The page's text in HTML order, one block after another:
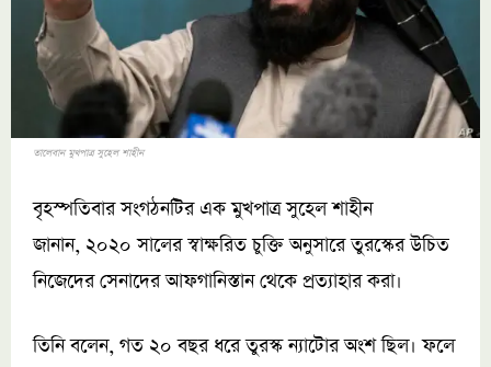
তালেবান মুখপাত্র সুহেল শাহীন
বৃহস্পতিবার সংগঠনটির এক মুখপাত্র সুহেল শাহীন
জানান, ২০২০ সালের স্বাক্ষরিত চুক্তি অনুসারে তুরস্কের উচিত
নিজেদের সেনাদের আফগানিস্তান থেকে প্রত্যাহার করা।
তিনি বলেন, গত ২০ বছর ধরে তুরস্ক ন্যাটোর অংশ ছিল। ফলে